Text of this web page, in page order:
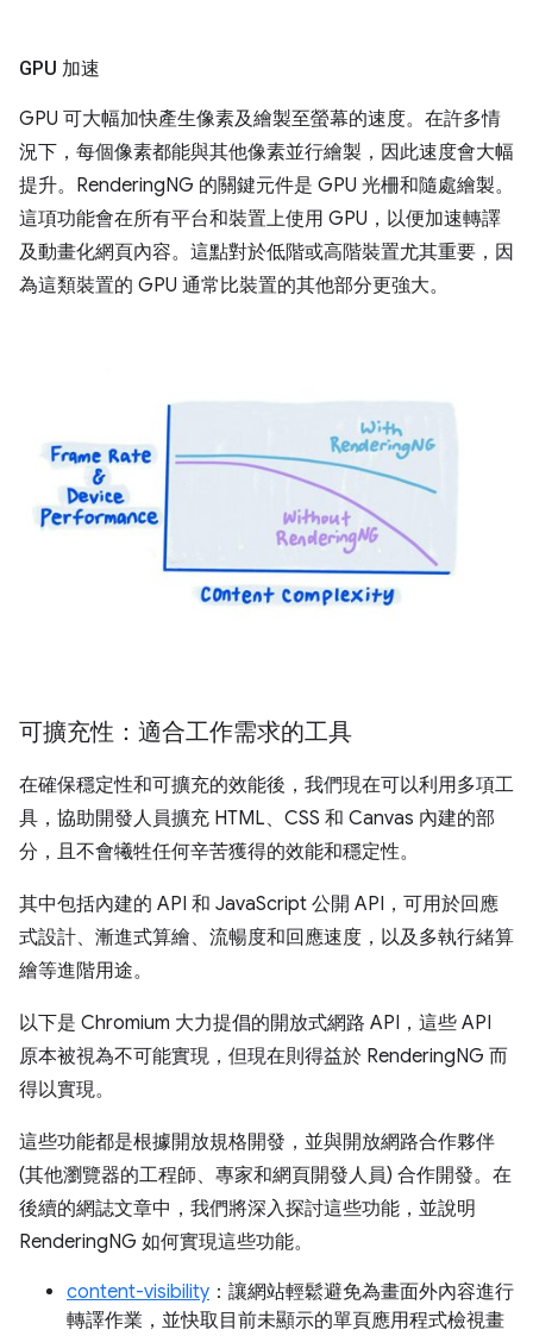
GPU 加速
GPU 可大幅加快產生像素及繪製至螢幕的速度。在許多情
況下，每個像素都能與其他像素並行繪製，因此速度會大幅
提升。RenderingNG 的關鍵元件是 GPU 光柵和隨處繪製。
這項功能會在所有平台和裝置上使用 GPU，以便加速轉譯
及動畫化網頁內容。這點對於低階或高階裝置尤其重要，因
為這類裝置的 GPU 通常比裝置的其他部分更強大。
可擴充性：適合工作需求的工具
在確保穩定性和可擴充的效能後，我們現在可以利用多項工
具，協助開發人員擴充 HTML、CSS 和 Canvas 內建的部
分，且不會犧牲任何辛苦獲得的效能和穩定性。
其中包括內建的 API 和 JavaScript 公開 API，可用於回應
式設計、漸進式算繪、流暢度和回應速度，以及多執行緒算
繪等進階用途。
以下是 Chromium 大力提倡的開放式網路 API，這些 API
原本被視為不可能實現，但現在則得益於 RenderingNG 而
得以實現。
這些功能都是根據開放規格開發，並與開放網路合作夥伴
(其他瀏覽器的工程師、專家和網頁開發人員) 合作開發。在
後續的網誌文章中，我們將深入探討這些功能，並說明
RenderingNG 如何實現這些功能。
content-visibility ：讓網站輕鬆避免為畫面外內容進行
轉譯作業，並快取目前未顯示的單頁應用程式檢視畫